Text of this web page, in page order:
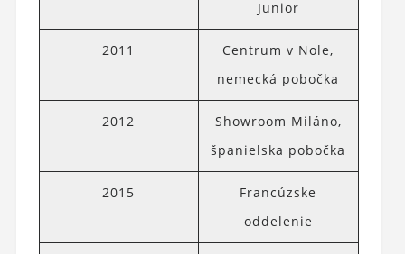
Junior
2011
Centrum v Nole,
nemecká pobočka
2012
Showroom Miláno,
španielska pobočka
2015
Francúzske
oddelenie